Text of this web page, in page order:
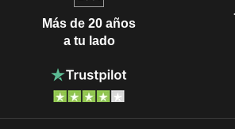
Más de 20 años
a tu lado